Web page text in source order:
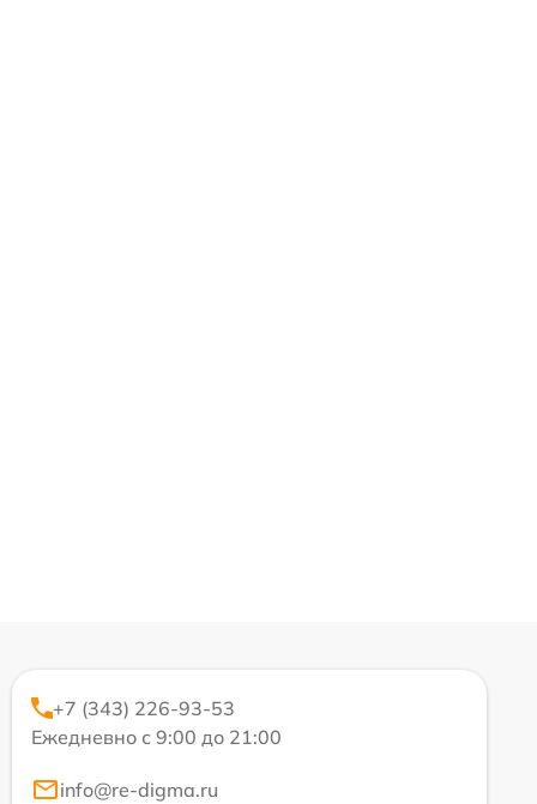
+7 (343) 226-93-53
Ежедневно с 9:00 до 21:00
info@re-digma.ru